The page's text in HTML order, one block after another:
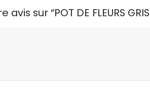
sur “POT DE FLEURS GRIS